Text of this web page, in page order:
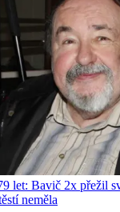
let: Bavič 2x přežil
neměla